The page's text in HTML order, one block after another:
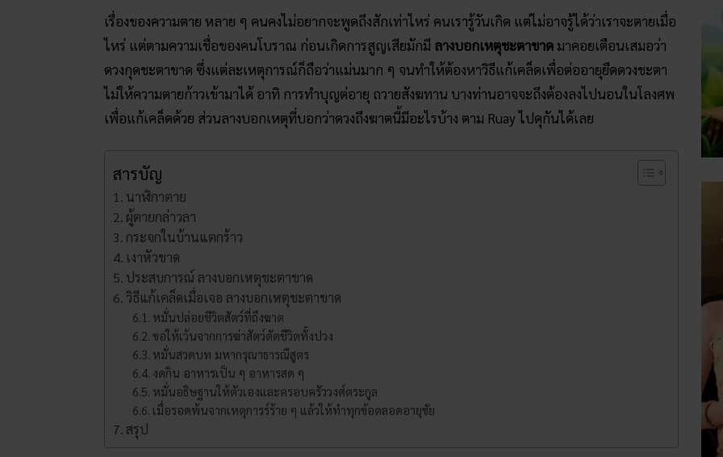
เรื่องของความตาย หลาย ๆ คนคงไม่อยากจะพูดถึงสักเท่าไหร่ คนเรารู้วันเกิด แต่ไม่อาจรู้ได้ว่าเราจะตายเมื่อ
ไหร่ แต่ตามความเชื่อของคนโบราณ ก่อนเกิดการสูญเสียมักมี ลางบอกเหตุชะตาขาด มาคอยเตือนเสมอว่า
ดวงกุดชะตาขาด ซึ่งแต่ละเหตุการณ์ก็ถือว่าแม่นมาก ๆ จนทำให้ต้องหาวิธีแก้เคล็ดเพื่อต่ออายุยืดดวงชะตา
ไม่ให้ความตายก้าวเข้ามาได้ อาทิ การทำบุญต่อายุ ถวายสังฆทาน บางท่านอาจจะถึงต้องลงไปนอนในโลงศพ
เพื่อแก้เคล็ดด้วย ส่วนลางบอกเหตุที่บอกว่าดวงถึงฆาตนี้มีอะไรบ้าง ตาม Ruay ไปดุกันได้เลย
สารบัญ
นาฬิกาตาย
ผู้ตายกล่าวลา
กระจกในบ้านแตกร้าว
เงาหัวขาด
ประสบการณ์ ลางบอกเหตุชะตาขาด
วิธีแก้เคล็ดเมื่อเจอ ลางบอกเหตุชะตาขาด
หมั่นปล่อยชีวิตสัตว์ที่ถึงฆาต
ขอให้เว้นจากการฆ่าสัตว์ตัดชีวิตทั้งปวง
หมั่นสวดบท มหากรุณาธารณีสูตร
งดกิน อาหารเป็น ๆ อาหารสด ๆ
หมั่นอธิษฐานให้ตัวเองและครอบครัววงศ์ตระกูล
เมื่อรอดพ้นจากเหตุการร์ร้าย ๆ แล้วให้ทำทุกข้อตลอดอายุขัย
สรุป